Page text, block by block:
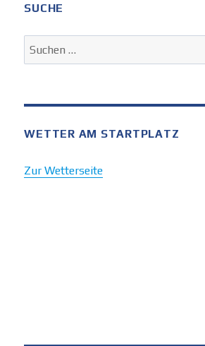
SUCHE
Suchen
nach:
WETTER AM STARTPLATZ
Zur Wetterseite